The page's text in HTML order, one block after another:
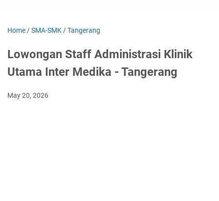
Home /SMA-SMK /Tangerang
Lowongan Staff Administrasi Klinik
Utama Inter Medika - Tangerang
May 20, 2026